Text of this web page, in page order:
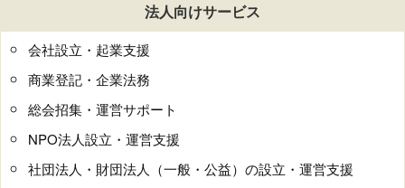
法人向けサービス
会社設立・起業支援
商業登記・企業法務
総会招集・運営サポート
NPO法人設立・運営支援
社団法人・財団法人（一般・公益）の設立・運営支援